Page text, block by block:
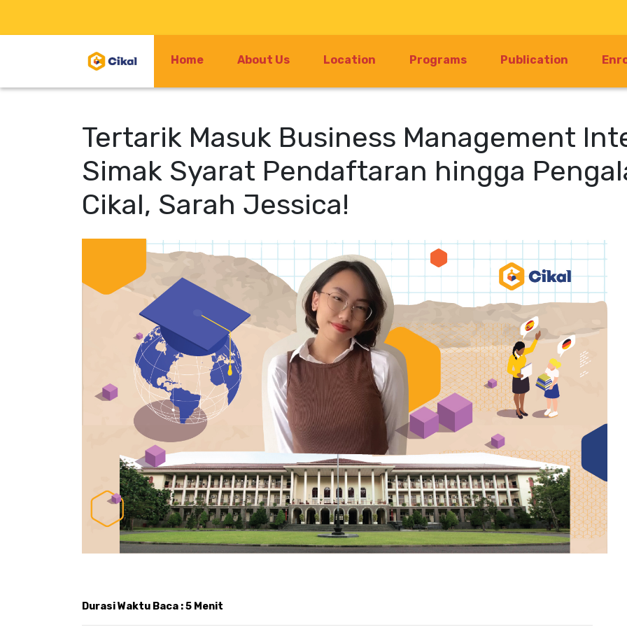
Home About Us Location Programs Publication
Tertarik Masuk Business Management
Simak Syarat Pendaftaran hingga
Cikal, Sarah Jessica!
Durasi Waktu Baca : 5 Menit